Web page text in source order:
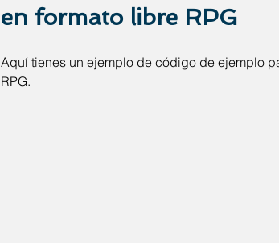
en formato libre RPG
Aquí tienes un ejemplo de código de ejemplo
RPG.